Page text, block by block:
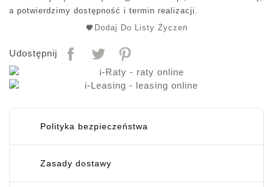
a potwierdzimy dostępność i termin realizacji.
Dodaj Do Listy Życzeń
Udostępnij
Polityka bezpieczeństwa
Zasady dostawy